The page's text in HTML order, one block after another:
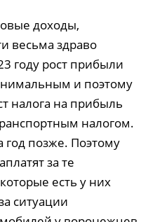
доходы,
весьма здраво
году рост прибыли
и поэтому
налога на прибыль
налогом.
год позже. Поэтому
за те
есть у них
ситуации